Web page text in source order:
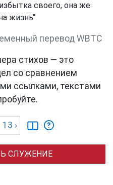
своего, она же
жизнь".
перевод WBTC
стихов — это
со сравнением
ссылками, текстами
13 ›
СЛУЖЕНИЕ